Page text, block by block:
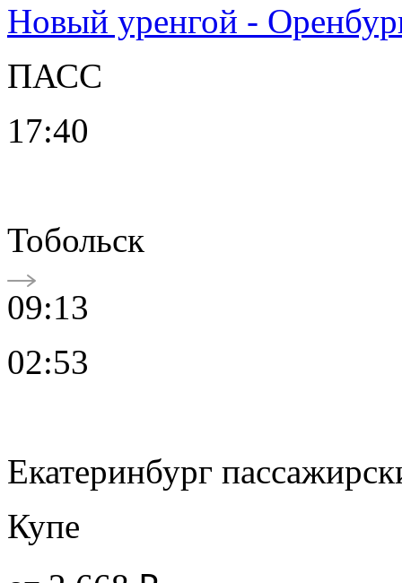
Новый уренгой -
ПАСС
17:40
Тобольск
09:13
02:53
Екатеринбург
Купе